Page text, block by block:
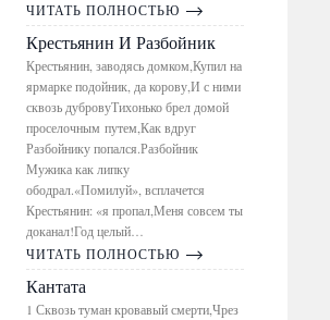
ЧИТАТЬ ПОЛНОСТЬЮ
Крестьянин И Разбойник
Крестьянин, заводясь домком,Купил на
ярмарке подойник, да корову,И с ними
сквозь дубровуТихонько брел домой
проселочным путем,Как вдруг
Разбойнику попался.Разбойник
Мужика как липку
ободрал.«Помилуй», всплачется
Крестьянин: «я пропал,Меня совсем ты
доканал!Год целый…
ЧИТАТЬ ПОЛНОСТЬЮ
Кантата
1 Сквозь туман кровавый смерти,Чрез